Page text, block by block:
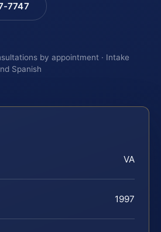
7747
by appointment · Intake
Spanish
VA
1997